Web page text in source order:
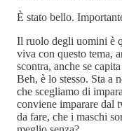
È stato bello.
Il ruolo degli uomini è
viva con questo tema,
scontra, anche se
Beh, è lo stesso. Sta a
che scegliamo di
conviene imparare dal
da fare, che i maschi